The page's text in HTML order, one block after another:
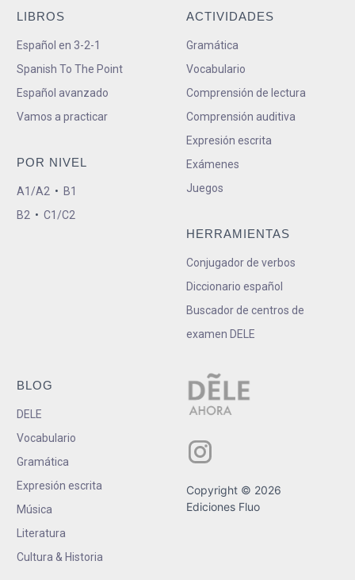
LIBROS
Español en 3-2-1
Spanish To The Point
Español avanzado
Vamos a practicar
POR NIVEL
A1/A2 • B1
B2 • C1/C2
ACTIVIDADES
Gramática
Vocabulario
Comprensión de lectura
Comprensión auditiva
Expresión escrita
Exámenes
Juegos
HERRAMIENTAS
Conjugador de verbos
Diccionario español
Buscador de centros de
examen DELE
BLOG
DELE
Vocabulario
Gramática
Expresión escrita
Música
Literatura
Cultura & Historia
Copyright © 2026
Ediciones Fluo